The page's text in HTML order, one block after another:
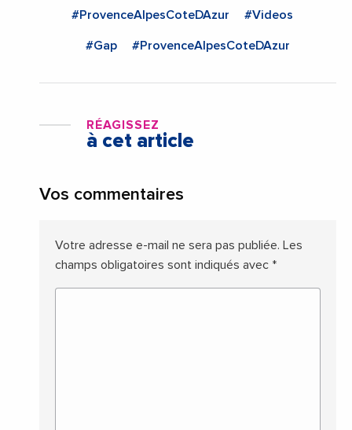
#ProvenceAlpesCoteDAzur #Videos
#Gap #ProvenceAlpesCoteDAzur
RÉAGISSEZ
à cet article
Vos commentaires
Votre adresse e-mail ne sera pas publiée. Les
champs obligatoires sont indiqués avec *